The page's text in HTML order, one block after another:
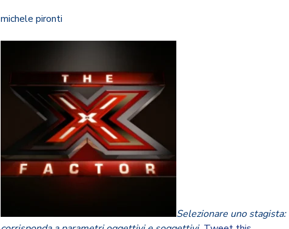
michele pironti
Selezionare uno